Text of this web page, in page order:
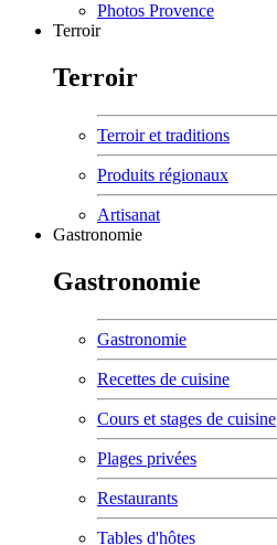
Photos Provence
Terroir
Terroir
Terroir et traditions
Produits régionaux
Artisanat
Gastronomie
Gastronomie
Gastronomie
Recettes de cuisine
Cours et stages de cuisine
Plages privées
Restaurants
Tables d'hôtes